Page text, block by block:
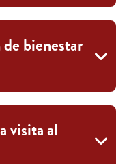
bienestar
visita al